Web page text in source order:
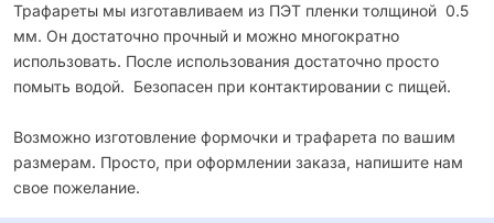
Трафареты мы изготавливаем из ПЭТ пленки толщиной 0.5
мм. Он достаточно прочный и можно многократно
использовать. После использования достаточно просто
помыть водой. Безопасен при контактировании с пищей.
Возможно изготовление формочки и трафарета по вашим
размерам. Просто, при оформлении заказа, напишите нам
свое пожелание.